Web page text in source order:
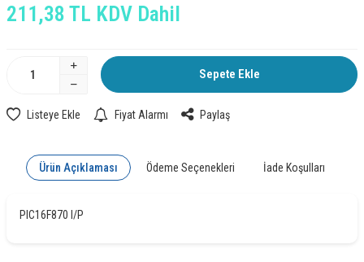
211,38 TL KDV Dahil
Sepete Ekle
Listeye Ekle Fiyat Alarmı Paylaş
Ürün Açıklaması Ödeme Seçenekleri İade Koşulları
PIC16F870 I/P